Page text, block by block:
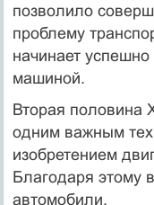
позволило
проблему
начинает успешно
машиной.
Вторая половина
одним важным
изобретением
Благодаря этому
автомобили.